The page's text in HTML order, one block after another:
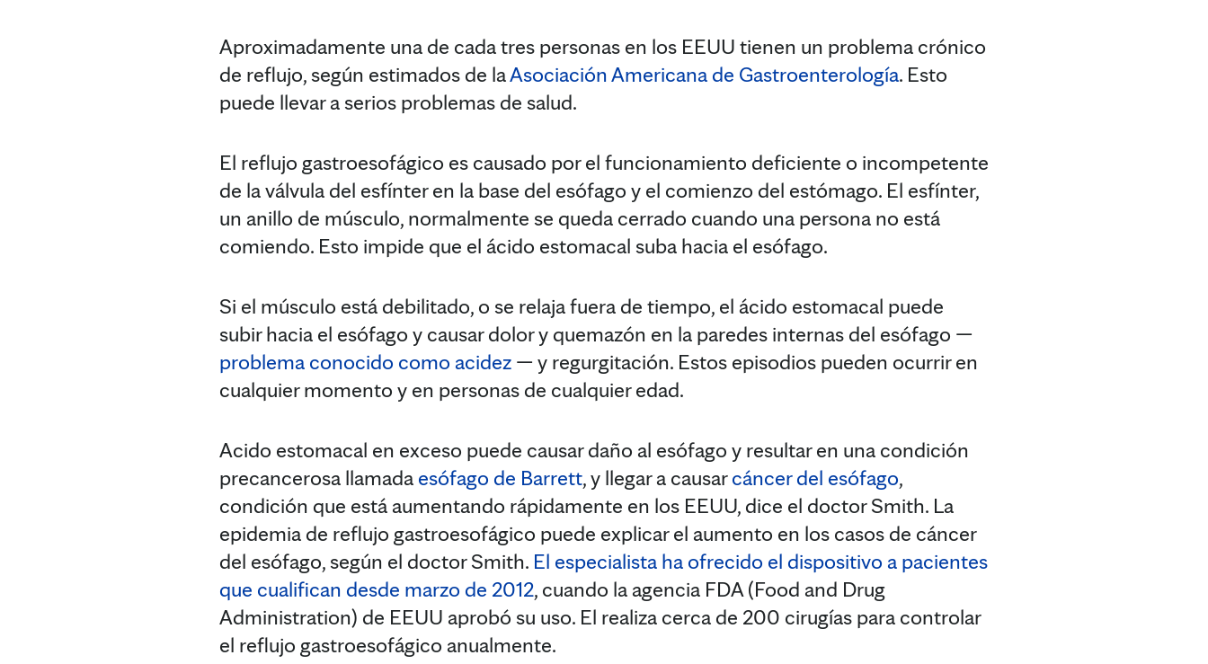
Aproximadamente una de cada tres personas en los EEUU tienen un problema crónico
de reflujo, según estimados de laAsociación Americana de Gastroenterología. Esto
puede llevar a serios problemas de salud.
El reflujo gastroesofágico es causado por el funcionamiento deficiente o incompetente
de la válvula del esfínter en la base del esófago y el comienzo del estómago. El esfínter,
un anillo de músculo, normalmente se queda cerrado cuando una persona no está
comiendo. Esto impide que el ácido estomacal suba hacia el esófago.
Si el músculo está debilitado, o se relaja fuera de tiempo, el ácido estomacal puede
subir hacia el esófago y causar dolor y quemazón en la paredes internas del esófago —
problema conocido como acidez — y regurgitación. Estos episodios pueden ocurrir en
cualquier momento y en personas de cualquier edad.
Acido estomacal en exceso puede causar daño al esófago y resultar en una condición
precancerosa llamada esófago de Barrett, y llegar a causarcáncer del esófago,
condición que está aumentando rápidamente en los EEUU, dice el doctor Smith. La
epidemia de reflujo gastroesofágico puede explicar el aumento en los casos de cáncer
del esófago, según el doctor Smith. El especialista ha ofrecido el dispositivo a pacientes
que cualifican desde marzo de 2012, cuando la agencia FDA (Food and Drug
Administration) de EEUU aprobó su uso. El realiza cerca de 200 cirugías para controlar
el reflujo gastroesofágico anualmente.